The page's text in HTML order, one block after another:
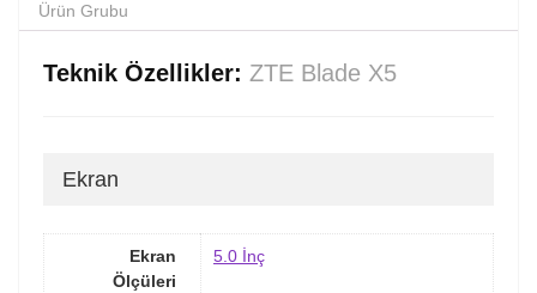
Ürün Grubu
Teknik Özellikler: ZTE Blade X5
Ekran
Ekran
Ölçüleri
5.0 İnç